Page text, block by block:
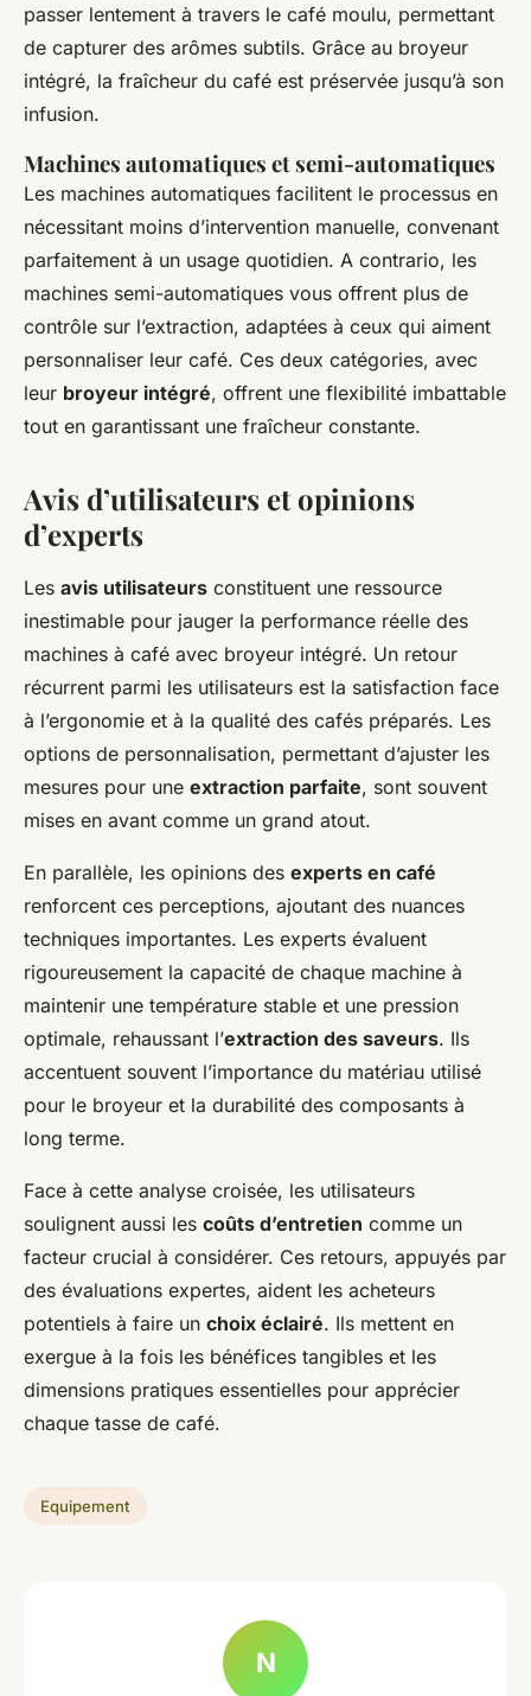
passer lentement à travers le café moulu, permettant
de capturer des arômes subtils. Grâce au broyeur
intégré, la fraîcheur du café est préservée jusqu’à son
infusion.
Machines automatiques et semi-automatiques
Les machines automatiques facilitent le processus en
nécessitant moins d’intervention manuelle, convenant
parfaitement à un usage quotidien. A contrario, les
machines semi-automatiques vous offrent plus de
contrôle sur l’extraction, adaptées à ceux qui aiment
personnaliser leur café. Ces deux catégories, avec
leur broyeur intégré, offrent une flexibilité imbattable
tout en garantissant une fraîcheur constante.
Avis d’utilisateurs et opinions
d’experts
Les avis utilisateurs constituent une ressource
inestimable pour jauger la performance réelle des
machines à café avec broyeur intégré. Un retour
récurrent parmi les utilisateurs est la satisfaction face
à l’ergonomie et à la qualité des cafés préparés. Les
options de personnalisation, permettant d’ajuster les
mesures pour une extraction parfaite, sont souvent
mises en avant comme un grand atout.
En parallèle, les opinions des experts en café
renforcent ces perceptions, ajoutant des nuances
techniques importantes. Les experts évaluent
rigoureusement la capacité de chaque machine à
maintenir une température stable et une pression
optimale, rehaussant l’extraction des saveurs. Ils
accentuent souvent l’importance du matériau utilisé
pour le broyeur et la durabilité des composants à
long terme.
Face à cette analyse croisée, les utilisateurs
soulignent aussi les coûts d’entretien comme un
facteur crucial à considérer. Ces retours, appuyés par
des évaluations expertes, aident les acheteurs
potentiels à faire un choix éclairé. Ils mettent en
exergue à la fois les bénéfices tangibles et les
dimensions pratiques essentielles pour apprécier
chaque tasse de café.
Equipement
N